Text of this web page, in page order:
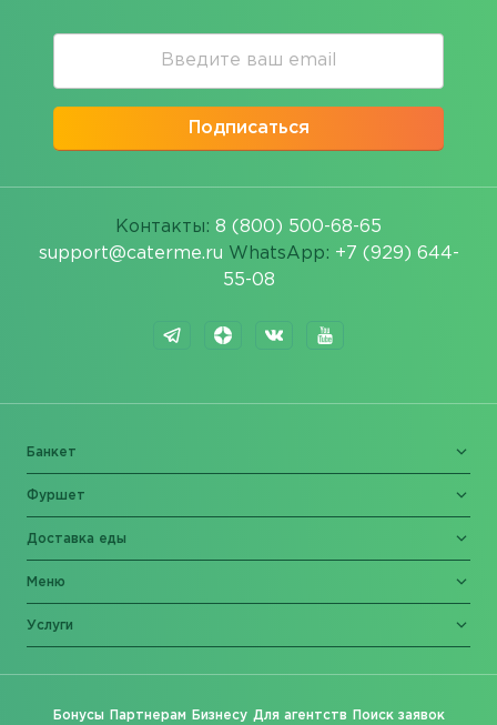
Подписаться
Контакты: 8 (800) 500-68-65
support@caterme.ru WhatsApp: +7 (929) 644-
55-08
Банкет
Фуршет
Доставка еды
Меню
Услуги
Бонусы Партнерам Бизнесу Для агентств Поиск заявок